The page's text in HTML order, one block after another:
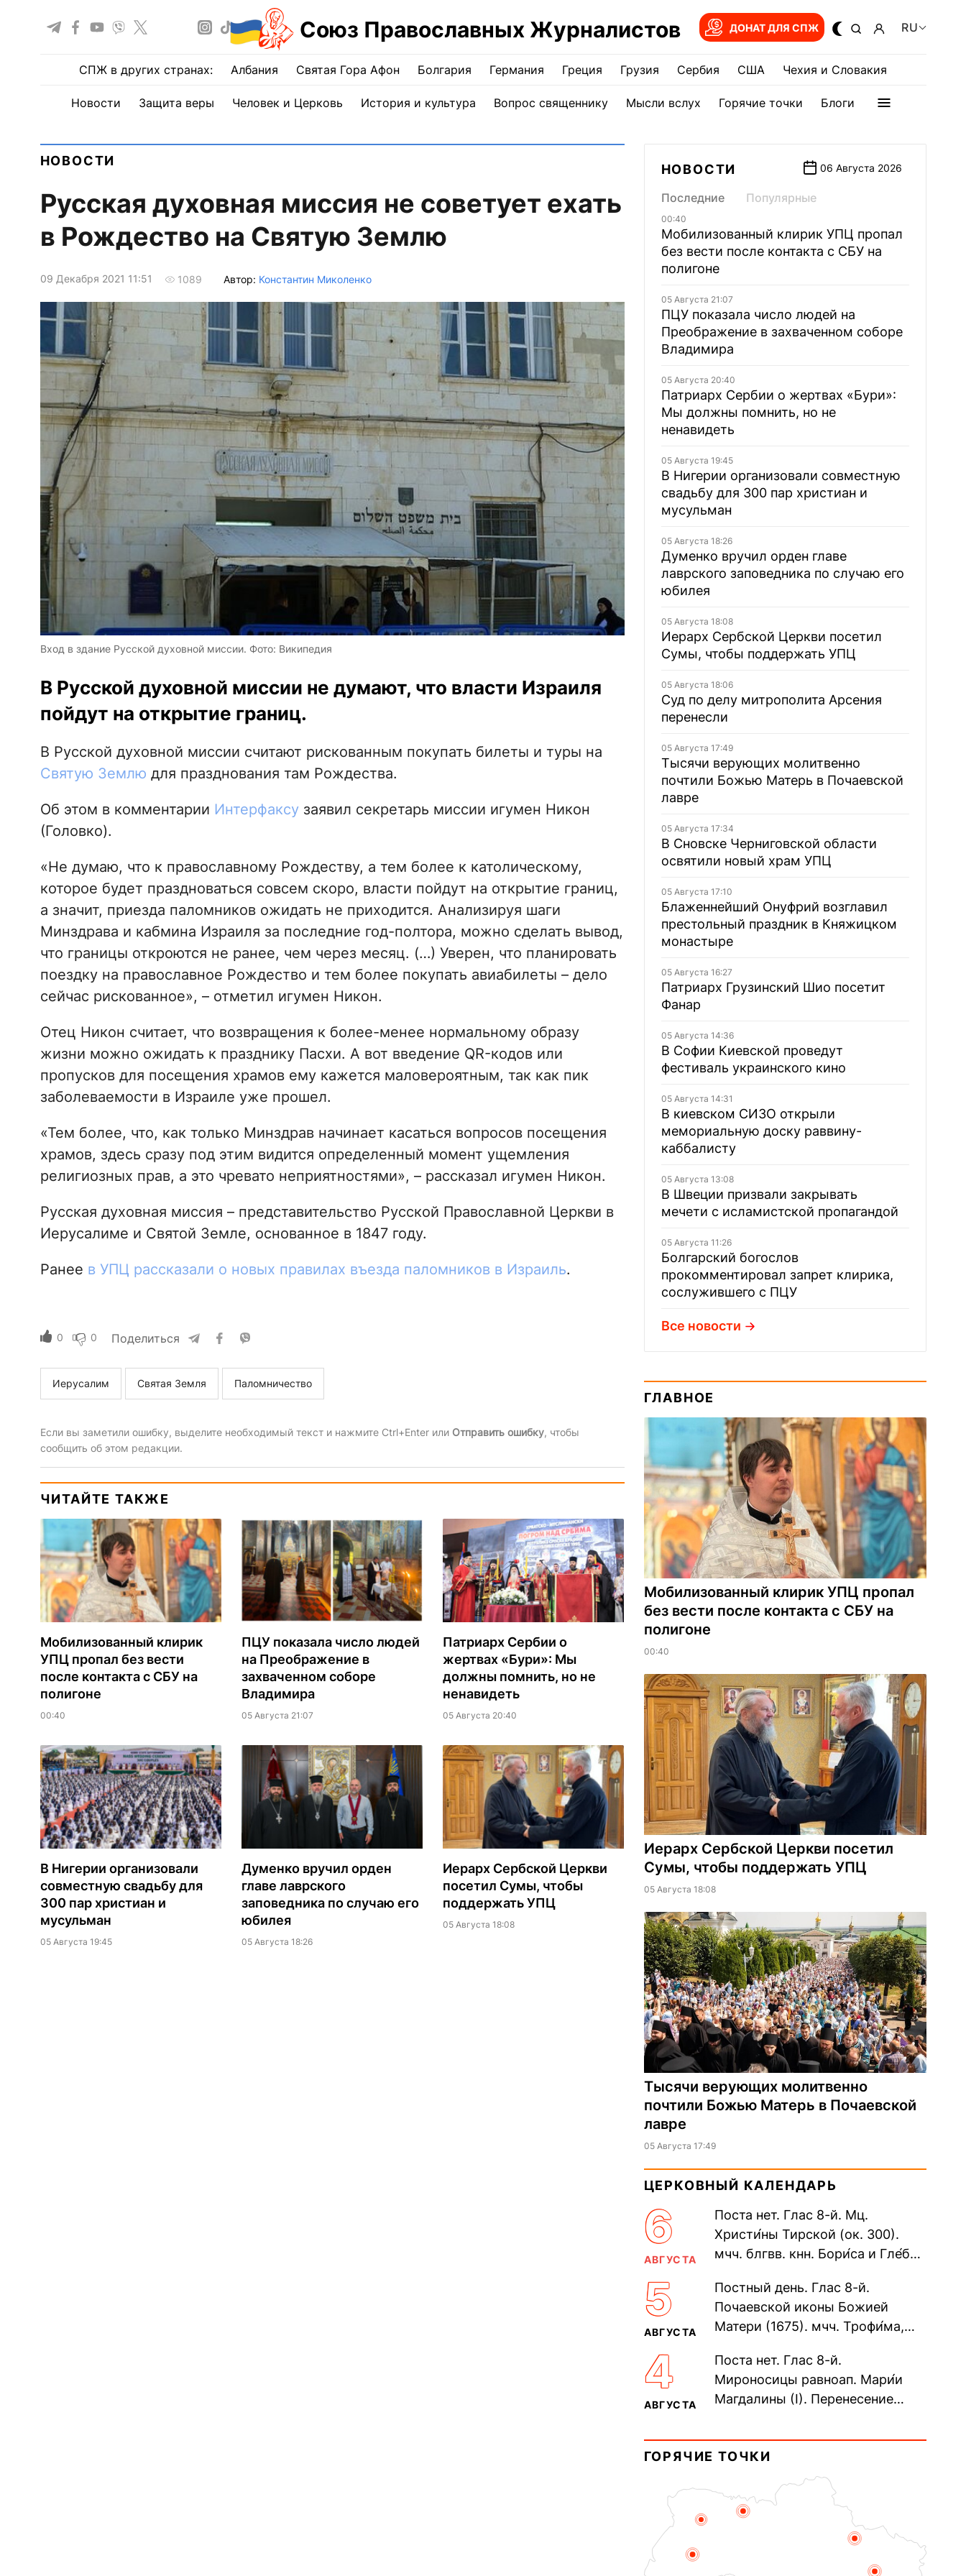
Союз Православных Журналистов ДОНАТ ДЛЯ СПЖ RU
СПЖ в других странах: Албания Святая Гора Афон Болгария Германия Греция Грузия Сербия США Чехия и Словакия
Новости Защита веры Человек и Церковь История и культура Вопрос священнику Мысли вслух Горячие точки Блоги
НОВОСТИ
Русская духовная миссия не советует ехать
в Рождество на Святую Землю
09 Декабря 2021 11:51 1089 Автор: Константин Миколенко
Вход в здание Русской духовной миссии. Фото: Википедия
В Русской духовной миссии не думают, что власти Израиля
пойдут на открытие границ.
В Русской духовной миссии считают рискованным покупать билеты и туры на
Святую Землю для празднования там Рождества.
Об этом в комментарии Интерфаксузаявил секретарь миссии игумен Никон
(Головко).
«Не думаю, что к православному Рождеству, а тем более к католическому,
которое будет праздноваться совсем скоро, власти пойдут на открытие границ,
а значит, приезда паломников ожидать не приходится. Анализируя шаги
Минздрава и кабмина Израиля за последние год-полтора, можно сделать вывод,
что границы откроются не ранее, чем через месяц. (…) Уверен, что планировать
поездку на православное Рождество и тем более покупать авиабилеты – дело
сейчас рискованное», – отметил игумен Никон.
Отец Никон считает, что возвращения к более-менее нормальному образу
жизни можно ожидать к празднику Пасхи. А вот введение QR-кодов или
пропусков для посещения храмов ему кажется маловероятным, так как пик
заболеваемости в Израиле уже прошел.
«Тем более, что, как только Минздрав начинает касаться вопросов посещения
храмов, здесь сразу под этим видится определенный момент ущемления
религиозных прав, а это чревато неприятностями», – рассказал игумен Никон.
Русская духовная миссия – представительство Русской Православной Церкви в
Иерусалиме и Святой Земле, основанное в 1847 году.
Ранее в УПЦ рассказали о новых правилах въезда паломников в Израиль.
0 0 Поделиться
Иерусалим Святая Земля Паломничество
Если вы заметили ошибку, выделите необходимый текст и нажмите Ctrl+Enter или Отправить ошибку, чтобы
сообщить об этом редакции.
ЧИТАЙТЕ ТАКЖЕ
Мобилизованный клирик
УПЦ пропал без вести
после контакта с СБУ на
полигоне
00:40
ПЦУ показала число людей
на Преображение в
захваченном соборе
Владимира
05 Августа 21:07
Патриарх Сербии о
жертвах «Бури»: Мы
должны помнить, но не
ненавидеть
05 Августа 20:40
В Нигерии организовали
совместную свадьбу для
300 пар христиан и
мусульман
05 Августа 19:45
Думенко вручил орден
главе лаврского
заповедника по случаю его
юбилея
05 Августа 18:26
Иерарх Сербской Церкви
посетил Сумы, чтобы
поддержать УПЦ
05 Августа 18:08
НОВОСТИ 06 Августа 2026
Последние Популярные
00:40
Мобилизованный клирик УПЦ пропал
без вести после контакта с СБУ на
полигоне
05 Августа 21:07
ПЦУ показала число людей на
Преображение в захваченном соборе
Владимира
05 Августа 20:40
Патриарх Сербии о жертвах «Бури»:
Мы должны помнить, но не
ненавидеть
05 Августа 19:45
В Нигерии организовали совместную
свадьбу для 300 пар христиан и
мусульман
05 Августа 18:26
Думенко вручил орден главе
лаврского заповедника по случаю его
юбилея
05 Августа 18:08
Иерарх Сербской Церкви посетил
Сумы, чтобы поддержать УПЦ
05 Августа 18:06
Суд по делу митрополита Арсения
перенесли
05 Августа 17:49
Тысячи верующих молитвенно
почтили Божью Матерь в Почаевской
лавре
05 Августа 17:34
В Сновске Черниговской области
освятили новый храм УПЦ
05 Августа 17:10
Блаженнейший Онуфрий возглавил
престольный праздник в Княжицком
монастыре
05 Августа 16:27
Патриарх Грузинский Шио посетит
Фанар
05 Августа 14:36
В Софии Киевской проведут
фестиваль украинского кино
05 Августа 14:31
В киевском СИЗО открыли
мемориальную доску раввину-
каббалисту
05 Августа 13:08
В Швеции призвали закрывать
мечети с исламистской пропагандой
05 Августа 11:26
Болгарский богослов
прокомментировал запрет клирика,
сослужившего с ПЦУ
Все новости
ГЛАВНОЕ
Мобилизованный клирик УПЦ пропал
без вести после контакта с СБУ на
полигоне
00:40
Иерарх Сербской Церкви посетил
Сумы, чтобы поддержать УПЦ
05 Августа 18:08
Тысячи верующих молитвенно
почтили Божью Матерь в Почаевской
лавре
05 Августа 17:49
ЦЕРКОВНЫЙ КАЛЕНДАРЬ
6
АВГУСТА
Поста нет. Глас 8-й. Мц.
Христи́ны Тирской (ок. 300).
мчч. блгвв. кнн. Бори́са и Гле́ба,
Дави́да (1015). Прп....
5
АВГУСТА
Постный день. Глас 8-й.
Почаевской иконы Божией
Матери (1675). мчч. Трофи́ма,
мучеников (284–305). прав.
воина Фео́дора...
4
АВГУСТА
Поста нет. Глас 8-й.
Мироносицы равноап. Мари́и
Магдалины (I). Перенесение
Синопского (403–404). Прп.
Корни́лия...
ГОРЯЧИЕ ТОЧКИ